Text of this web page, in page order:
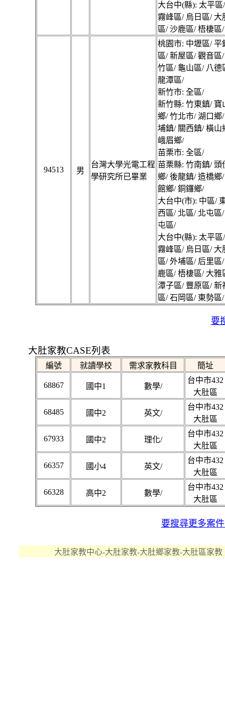
大台中(縣): 太平區
霧峰區/ 烏日區/ 大
區/ 沙鹿區/ 梧棲區
94513 男
台灣大學光電工程
學研究所已畢業
桃園市: 中壢區/ 平
區/ 新屋區/ 觀音區
竹區/ 龜山區/ 八德
龍潭區/
新竹市: 全區/
新竹縣: 竹東鎮/ 寶
鄉/ 竹北市/ 湖口鄉
埔鎮/ 關西鎮/ 橫山
峨眉鄉/
苗栗市: 全區/
苗栗縣: 竹南鎮/ 頭
鄉/ 後龍鎮/ 造橋鄉
館鄉/ 銅鑼鄉/
大台中(市): 中區/
西區/ 北區/ 北屯區
屯區/
大台中(縣): 太平區
霧峰區/ 烏日區/ 大
區/ 外埔區/ 后里區
鹿區/ 梧棲區/ 大雅
潭子區/ 豐原區/ 新
區/ 石岡區/ 東勢區/
要
大肚家教CASE列表
編號 就讀學校 需求家教科目 簡址
68867 國中1 數學/
台中市432
大肚區
68485 國中2 英文/
台中市432
大肚區
67933 國中2 理化/
台中市432
大肚區
66357 國小4 英文/
台中市432
大肚區
66328 高中2 數學/
台中市432
大肚區
要搜尋更多案
大肚家教中心-大肚家教-大肚鄉家教-大肚區家